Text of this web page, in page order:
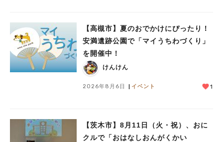
【高槻市】夏のおでかけにぴったり！
安満遺跡公園で「マイうちわづくり」
を開催中！
けんけん
2026年8月6日 イベント 1
【茨木市】8月11日（火・祝）、おに
クルで「おはなしおんがくかい
#あなたはどっち？